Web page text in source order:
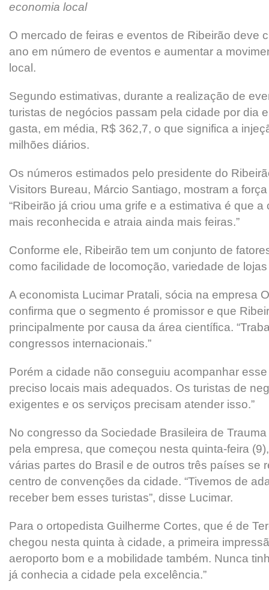
economia local
O mercado de feiras e eventos de Ribeirão deve
ano em número de eventos e aumentar a
local.
Segundo estimativas, durante a realização de
turistas de negócios passam pela cidade por dia
gasta, em média, R$ 362,7, o que significa a
milhões diários.
Os números estimados pelo presidente do
Visitors Bureau, Márcio Santiago, mostram a
“Ribeirão já criou uma grife e a estimativa é que
mais reconhecida e atraia ainda mais feiras.”
Conforme ele, Ribeirão tem um conjunto de
como facilidade de locomoção, variedade de
A economista Lucimar Pratali, sócia na empresa
confirma que o segmento é promissor e que
principalmente por causa da área científica.
congressos internacionais.”
Porém a cidade não conseguiu acompanhar esse
preciso locais mais adequados. Os turistas de
exigentes e os serviços precisam atender isso.”
No congresso da Sociedade Brasileira de
pela empresa, que começou nesta quinta-feira
várias partes do Brasil e de outros três países se
centro de convenções da cidade. “Tivemos de
receber bem esses turistas”, disse Lucimar.
Para o ortopedista Guilherme Cortes, que é de
chegou nesta quinta à cidade, a primeira
aeroporto bom e a mobilidade também. Nunca
já conhecia a cidade pela excelência.”